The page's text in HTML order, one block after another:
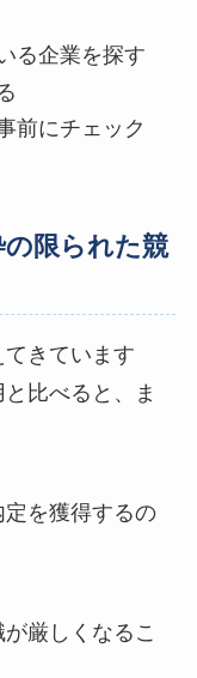
る企業を探す
前にチェック
限られた競
きています
比べると、ま
を獲得するの
厳しくなるこ